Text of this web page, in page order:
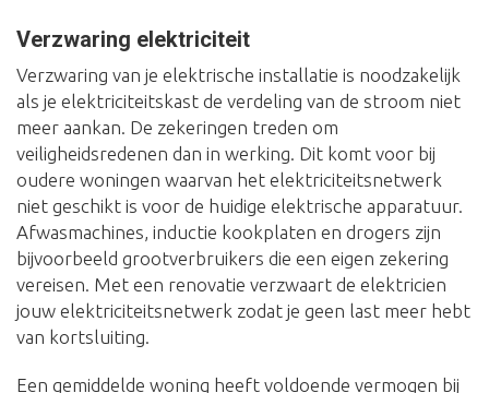
Verzwaring elektriciteit
Verzwaring van je elektrische installatie is noodzakelijk
als je elektriciteitskast de verdeling van de stroom niet
meer aankan. De zekeringen treden om
veiligheidsredenen dan in werking. Dit komt voor bij
oudere woningen waarvan het elektriciteitsnetwerk
niet geschikt is voor de huidige elektrische apparatuur.
Afwasmachines, inductie kookplaten en drogers zijn
bijvoorbeeld grootverbruikers die een eigen zekering
vereisen. Met een renovatie verzwaart de elektricien
jouw elektriciteitsnetwerk zodat je geen last meer hebt
van kortsluiting.
Een gemiddelde woning heeft voldoende vermogen bij